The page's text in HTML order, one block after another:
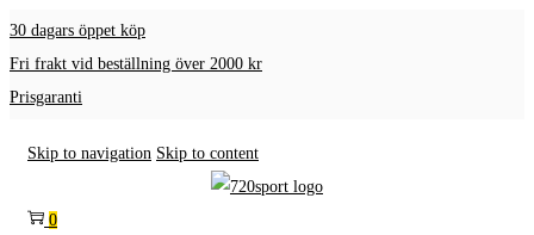
30 dagars öppet köp
Fri frakt vid beställning över 2000 kr
Prisgaranti
Skip to navigation Skip to content
0